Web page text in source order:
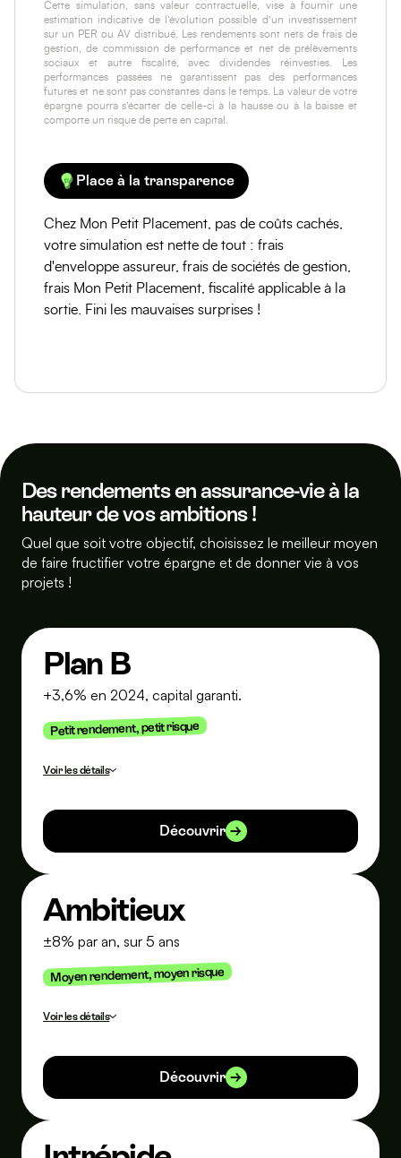
Des rendements en assurance-vie à la
hauteur de vos ambitions !
Quel que soit votre objectif, choisissez le meilleur moyen
de faire fructifier votre épargne et de donner vie à vos
projets !
Plan B
+3,6% en 2024, capital garanti.
Petit rendement, petit risque
Voir les détails
présenté concerne le fonds euros des contrats d'assurance-
vie multisupport Actépargne2 assurés par La France
Mutualiste. Ce rendement est donné à titre indicatif et ne
Placement Vie.
Découvrir
Ambitieux
±8% par an, sur 5 ans
Moyen rendement, moyen risque
Voir les détails
garantit pas le taux futur du portefeuille Ambitieux.
Découvrir